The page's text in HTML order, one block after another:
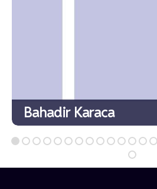
Bahadir Karaca